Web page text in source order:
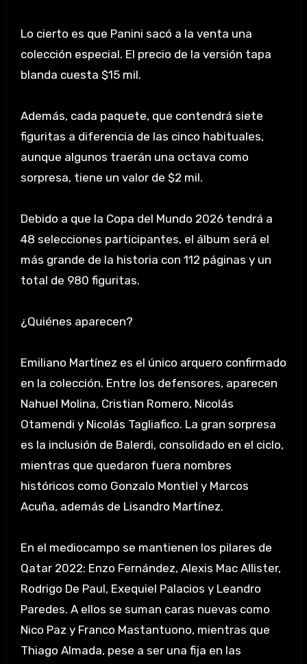
Lo cierto es que Panini sacó a la venta una
colección especial. El precio de la versión tapa
blanda cuesta $15 mil.
Además, cada paquete, que contendrá siete
figuritas a diferencia de las cinco habituales,
aunque algunos traerán una octava como
sorpresa, tiene un valor de $2 mil.
Debido a que la Copa del Mundo 2026 tendrá a
48 selecciones participantes, el álbum será el
más grande de la historia con 112 páginas y un
total de 980 figuritas.
¿Quiénes aparecen?
Emiliano Martínez es el único arquero confirmado
en la colección. Entre los defensores, aparecen
Nahuel Molina, Cristian Romero, Nicolás
Otamendi y Nicolás Tagliafico. La gran sorpresa
es la inclusión de Balerdi, consolidado en el ciclo,
mientras que quedaron fuera nombres
históricos como Gonzalo Montiel y Marcos
Acuña, además de Lisandro Martínez.
En el mediocampo se mantienen los pilares de
Qatar 2022: Enzo Fernández, Alexis Mac Allister,
Rodrigo De Paul, Exequiel Palacios y Leandro
Paredes. A ellos se suman caras nuevas como
Nico Paz y Franco Mastantuono, mientras que
Thiago Almada, pese a ser una fija en las